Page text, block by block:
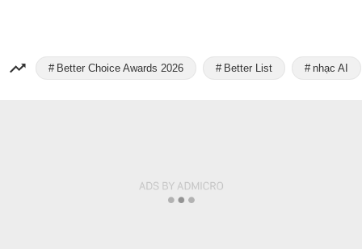
Better Choice Awards 2026 Better List nhạc AI